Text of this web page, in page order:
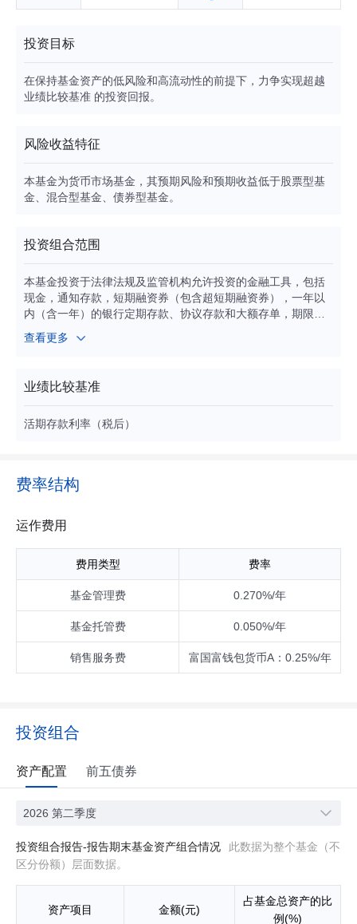
投资目标
在保持基金资产的低风险和高流动性的前提下，力争实现超越
业绩比较基准 的投资回报。
风险收益特征
本基金为货币市场基金，其预期风险和预期收益低于股票型基
金、混合型基金、债券型基金。
投资组合范围
本基金投资于法律法规及监管机构允许投资的金融工具，包括
现金，通知存款，短期融资券（包含超短期融资券），一年以
内（含一年）的银行定期存款、协议存款和大额存单，期限在
一年以内（含一年）的债券回购，期限在一年以内（含一年）
的中央银行票据，剩余期限（或回售期限）在397天以内（含3
证监会允许本基金投资的其他固定收益类金融工具。
查看更多
业绩比较基准
活期存款利率（税后）
费率结构
运作费用
费用类型 费率
基金管理费 0.270%/年
基金托管费 0.050%/年
销售服务费 富国富钱包货币A：0.25%/年
投资组合
资产配置 前五债券
2026 第二季度
投资组合报告-报告期末基金资产组合情况
此数据为整个基金（不
区分份额）层面数据。
资产项目 金额(元)
占基金总资产的比
例(%)